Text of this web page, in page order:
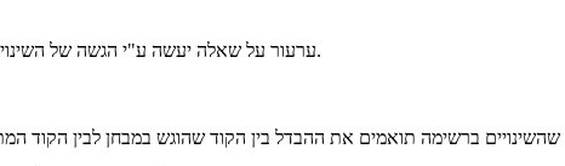
ערעור על שאלה יעשה ע"י הגשה של השינויים הנדרשים בקוד (רשימה של שינויים) בנוסף לקוד שכולל את השינויים.